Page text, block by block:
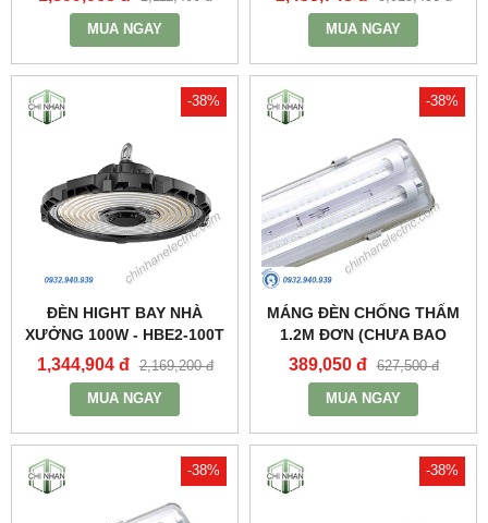
MUA NGAY MUA NGAY
-38%
ĐÈN HIGHT BAY NHÀ
XƯỞNG 100W - HBE2-100T
- MPE
1,344,904 đ 2,169,200 đ
MUA NGAY
-38%
MÁNG ĐÈN CHỐNG THẤM
1.2M ĐƠN (CHƯA BAO
GỒM BÓNG VÀ TĂNG PHÔ)
- MWP-236 - MPE
389,050 đ 627,500 đ
MUA NGAY
-38% -38%